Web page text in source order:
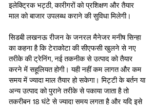
इलेक्ट्रिक भट्ठी, कारीगरों को प्रशिक्षण और तैयार
माल को बाजार उपलब्ध कराने की सुविधा मिलेगी।
सिडबी लखनऊ रीजन के जनरल मैनेजर मनीष सिन्हा
का कहना है कि टेराकोटा की सीएफसी खुलने से नए
तरीके की ट्रेनिंग, नई तकनीक से उत्पाद को तैयार
करने में सहूलियत होगी। यही नहीं कम लागत और कम
समय में ज्यादा माल तैयार हो सकेगा। मिट्टी के बर्तन या
अन्य उत्पाद को पुराने तरीके से पकाया जाता है तो
तकरीबन 18 घंटे से ज्यादा समय लगता है और यदि इसे